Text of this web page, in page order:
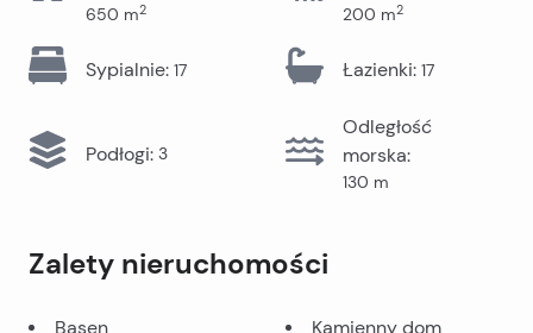
650 m2 200 m2
Sypialnie: 17 Łazienki: 17
Podłogi: 3
Odległość
morska:
130 m
Zalety nieruchomości
Basen
Kamienny dom